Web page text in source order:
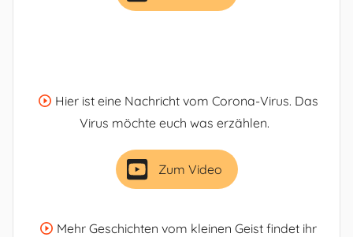
Hier ist eine Nachricht vom Corona-Virus. Das
Virus möchte euch was erzählen.
Zum Video
Mehr Geschichten vom kleinen Geist findet ihr